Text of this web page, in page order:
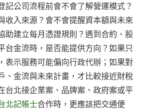
記公司流程前會不會了解營運模式？
收入來源？會不會提醒資本額與未來
助建立每月憑證規則？遇到合約、股
台金流時，是否能提供方向？如果只
表示服務可能偏向行政代辦；如果對
、金流與未來計畫，才比較接近財稅
台北接企業案、品牌案、政府案或平
北記帳士合作時，更應該把交通便